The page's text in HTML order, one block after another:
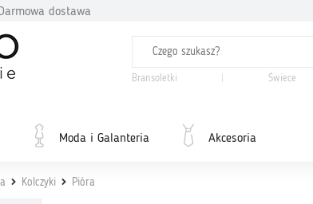
Darmowa dostawa
Bransoletki Świece
Moda i Galanteria Akcesoria
Kolczyki Pióra